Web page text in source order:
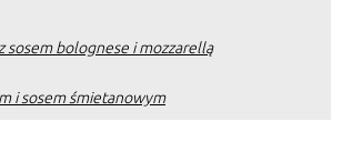
sosem bolognese i mozzarellą
i sosem śmietanowym